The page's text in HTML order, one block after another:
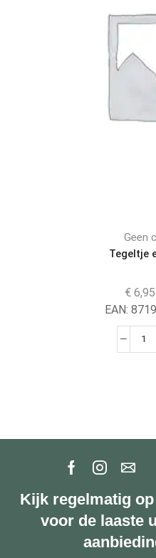
Geen
Tegeltje
€ 6,95
EAN:
Kijk regelmatig
voor de laaste